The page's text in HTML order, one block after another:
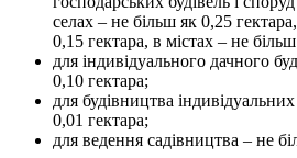
селах – не більш як 0,25
0,15 гектара, в містах – не
для індивідуального дачного
0,10 гектара;
для будівництва
0,01 гектара;
для ведення садівництва – не